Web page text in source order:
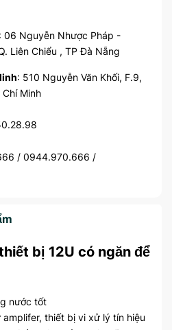
: 06 Nguyễn Nhược Pháp -
Liên Chiểu , TP Đà Nẵng
: 510 Nguyễn Văn Khối, F.9,
Chí Minh
/ 0944.970.666 /
bị 12U có ngăn để
nước tốt
thiết bị vi xử lý tín hiệu